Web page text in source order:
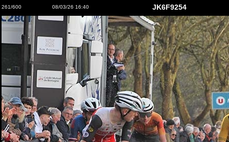
261/600 08/03/26 16:40 JK6F9254